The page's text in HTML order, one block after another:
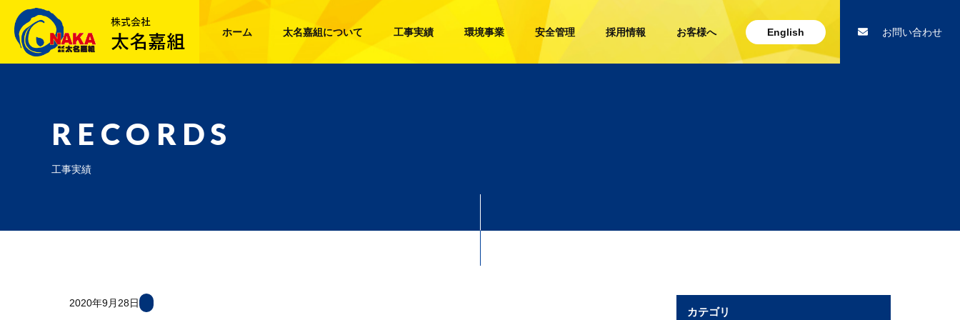
ホーム 太名嘉組について 工事実績 環境事業 安全管理 採用情報 お客様へ English お問い合わせ
RECORDS
工事実績
2020年9月28日
カテゴリ